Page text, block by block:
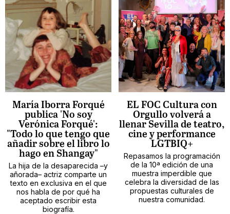
María Iborra Forqué
publica 'No soy
Verónica Forqué':
"Todo lo que tengo que
añadir sobre el libro lo
hago en Shangay"
La hija de la desaparecida –y
añorada– actriz comparte un
texto en exclusiva en el que
nos habla de por qué ha
aceptado escribir esta
biografía.
EL FOC Cultura con
Orgullo volverá a
llenar Sevilla de teatro,
cine y performance
LGTBIQ+
Repasamos la programación
de la 10ª edición de una
muestra imperdible que
celebra la diversidad de las
propuestas culturales de
nuestra comunidad.